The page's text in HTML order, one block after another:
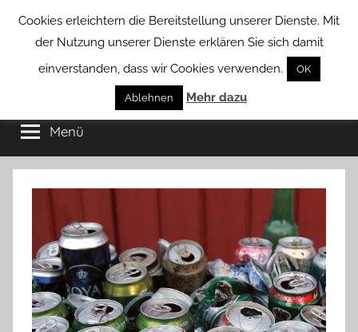
Borstel
von
Groß
Borstel
Menü
Cookies erleichtern die Bereitstellung unserer Dienste. Mit
der Nutzung unserer Dienste erklären Sie sich damit
einverstanden, dass wir Cookies verwenden.
OK
Ablehnen Mehr dazu